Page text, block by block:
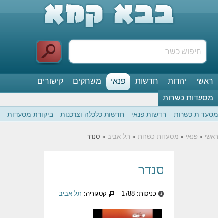
ראשי יהדות חדשות פנאי משחקים
קישורים
מסעדות כשרות
מסעדות כשרות חדשות פנאי חדשות כלכלה וצרכנות ביקורת מסעדות
ראשי » פנאי » מסעדות כשרות » תל אביב » סנדר
סנדר
כניסות: 1788 קטגוריה: תל אביב